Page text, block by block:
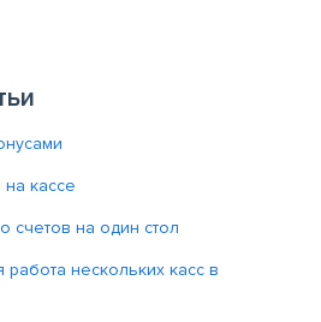
на кассе
счетов на один стол
работа нескольких касс в